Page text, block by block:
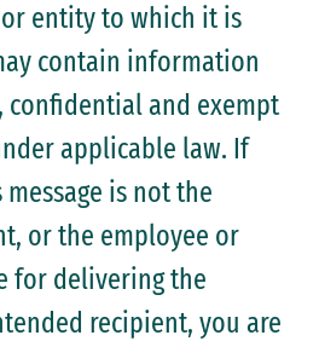
entity to which it is
contain information
and exempt
applicable law. If
is not the
or the employee or
for delivering the
recipient, you are